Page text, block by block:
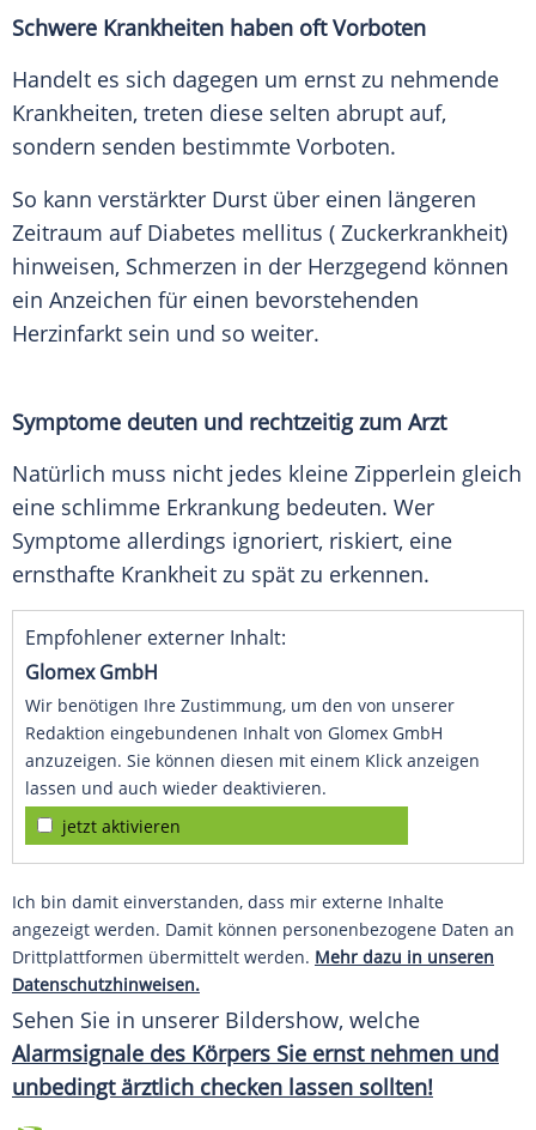
Schwere Krankheiten haben oft Vorboten
Handelt es sich dagegen um ernst zu nehmende
Krankheiten, treten diese selten abrupt auf,
sondern senden bestimmte Vorboten.
So kann verstärkter Durst über einen längeren
Zeitraum auf Diabetes mellitus ( Zuckerkrankheit)
hinweisen, Schmerzen in der Herzgegend können
ein Anzeichen für einen bevorstehenden
Herzinfarkt sein und so weiter.
Symptome deuten und rechtzeitig zum Arzt
Natürlich muss nicht jedes kleine Zipperlein gleich
eine schlimme Erkrankung bedeuten. Wer
Symptome allerdings ignoriert, riskiert, eine
ernsthafte Krankheit zu spät zu erkennen.
Empfohlener externer Inhalt:
Glomex GmbH
Wir benötigen Ihre Zustimmung, um den von unserer
Redaktion eingebundenen Inhalt von Glomex GmbH
anzuzeigen. Sie können diesen mit einem Klick anzeigen
lassen und auch wieder deaktivieren.
jetzt aktivieren
Ich bin damit einverstanden, dass mir externe Inhalte
angezeigt werden. Damit können personenbezogene Daten an
Drittplattformen übermittelt werden. Mehr dazu in unseren
Datenschutzhinweisen.
Sehen Sie in unserer Bildershow, welche
Alarmsignale des Körpers Sie ernst nehmen und
unbedingt ärztlich checken lassen sollten!